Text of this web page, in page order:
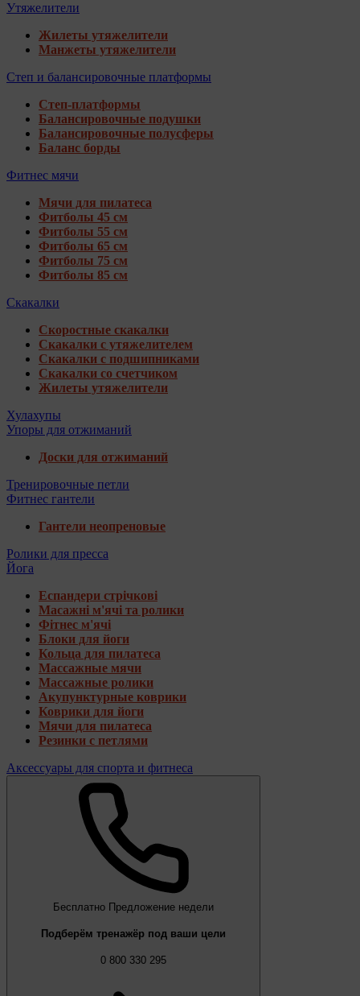
Утяжелители
Жилеты утяжелители
Манжеты утяжелители
Степ и балансировочные платформы
Степ-платформы
Балансировочные подушки
Балансировочные полусферы
Баланс борды
Фитнес мячи
Мячи для пилатеса
Фитболы 45 см
Фитболы 55 см
Фитболы 65 см
Фитболы 75 см
Фитболы 85 см
Скакалки
Скоростные скакалки
Скакалки с утяжелителем
Скакалки с подшипниками
Скакалки со счетчиком
Жилеты утяжелители
Хулахупы
Упоры для отжиманий
Доски для отжиманий
Тренировочные петли
Фитнес гантели
Гантели неопреновые
Ролики для пресса
Йога
Еспандери стрічкові
Масажні м'ячі та ролики
Фітнес м'ячі
Блоки для йоги
Кольца для пилатеса
Массажные мячи
Массажные ролики
Акупунктурные коврики
Коврики для йоги
Мячи для пилатеса
Резинки с петлями
Аксессуары для спорта и фитнеса
Бесплатно Предложение недели
Подберём тренажёр под ваши цели
0 800 330 295